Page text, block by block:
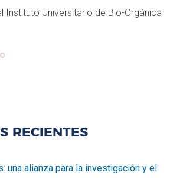
Instituto Universitario de Bio-Orgánica
RECIENTES
una alianza para la investigación y el